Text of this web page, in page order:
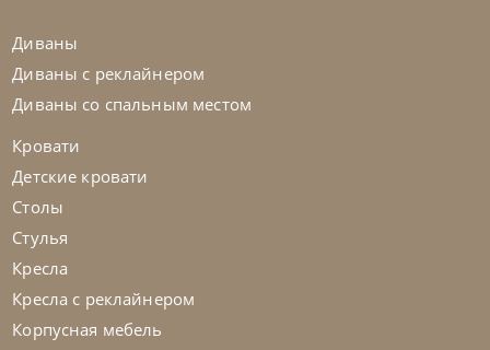
Диваны
Диваны с реклайнером
Диваны со спальным местом
Кровати
Детские кровати
Столы
Стулья
Кресла
Кресла с реклайнером
Корпусная мебель